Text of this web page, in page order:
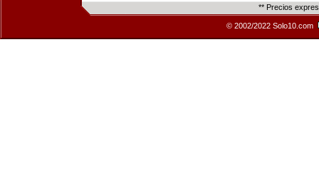
** Precios
© 2002/2022 Solo10.com